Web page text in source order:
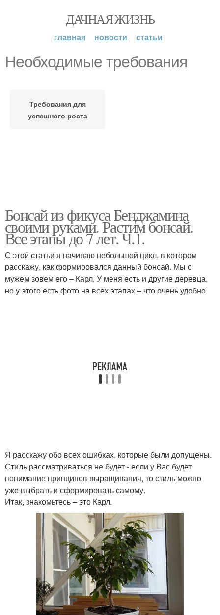
ДАЧНАЯ ЖИЗНЬ
главная новости статьи
Необходимые требования
Требования для
успешного роста
Бонсай из фикуса Бенджамина
своими руками. Растим бонсай.
Все этапы до 7 лет. Ч.1.
С этой статьи я начинаю небольшой цикл, в котором
расскажу, как формировался данный бонсай. Мы с
мужем зовем его – Карл. У меня есть и другие деревца,
но у этого есть фото на всех этапах – что очень удобно.
Я расскажу обо всех ошибках, которые были допущены.
Стиль рассматриваться не будет - если у Вас будет
понимание принципов выращивания, то стиль можно
уже выбрать и сформировать самому.
Итак, знакомьтесь – это Карл.